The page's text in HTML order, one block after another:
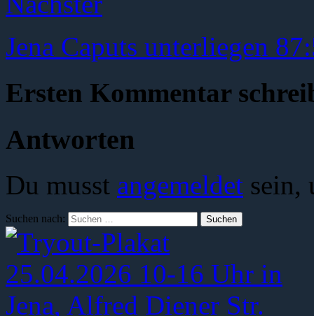
Jena Caputs unterliegen
Ersten Kommentar
Antworten
Du musst angemeldet sein,
Suchen nach: